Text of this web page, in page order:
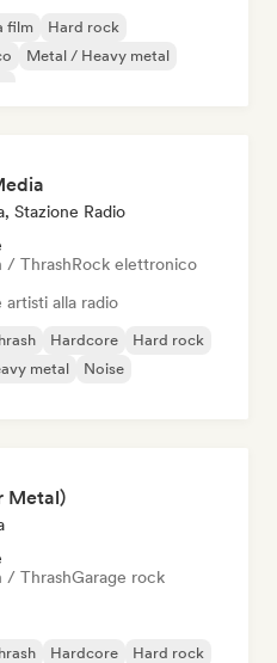
film
Hard rock
Metal / Heavy metal
Stazione Radio
/ ThrashRock elettronico
artisti alla radio
Hardcore
Hard rock
metal
Noise
Metal)
/ ThrashGarage rock
Hardcore
Hard rock